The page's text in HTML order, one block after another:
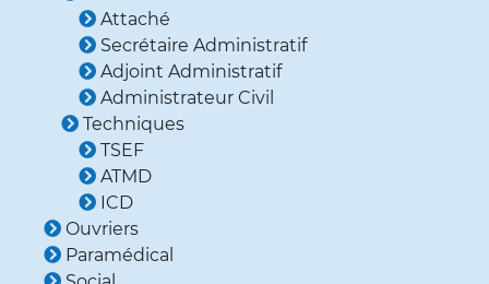
Attaché
Secrétaire Administratif
Adjoint Administratif
Administrateur Civil
Techniques
TSEF
ATMD
ICD
Ouvriers
Paramédical